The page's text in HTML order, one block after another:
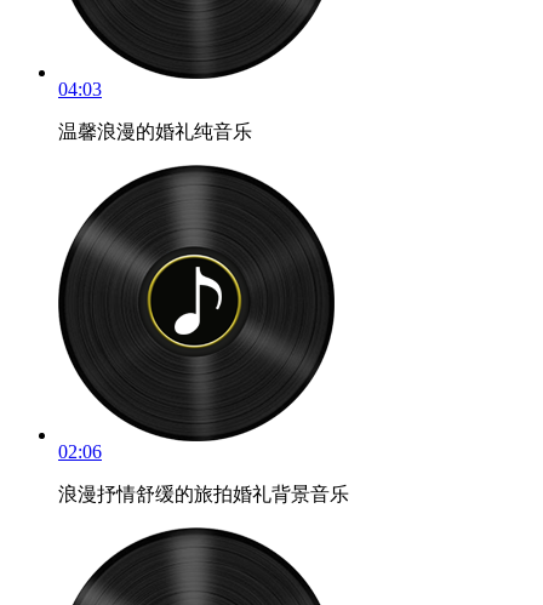
04:03
温馨浪漫的婚礼纯音乐
02:06
浪漫抒情舒缓的旅拍婚礼背景音乐